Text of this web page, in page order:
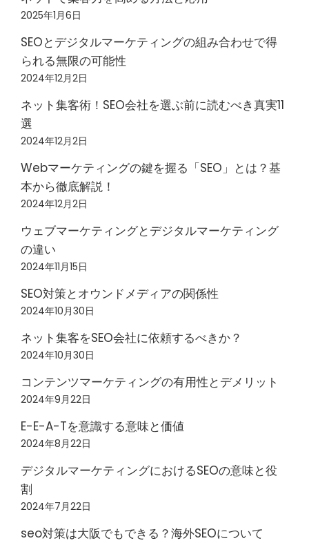
2025年1月6日
SEOとデジタルマーケティングの組み合わせで得
られる無限の可能性
2024年12月2日
ネット集客術！SEO会社を選ぶ前に読むべき真実11
選
2024年12月2日
Webマーケティングの鍵を握る「SEO」とは？基
本から徹底解説！
2024年12月2日
ウェブマーケティングとデジタルマーケティング
の違い
2024年11月15日
SEO対策とオウンドメディアの関係性
2024年10月30日
ネット集客をSEO会社に依頼するべきか？
2024年10月30日
コンテンツマーケティングの有用性とデメリット
2024年9月22日
E-E-A-Tを意識する意味と価値
2024年8月22日
デジタルマーケティングにおけるSEOの意味と役
割
2024年7月22日
seo対策は大阪でもできる？海外SEOについて